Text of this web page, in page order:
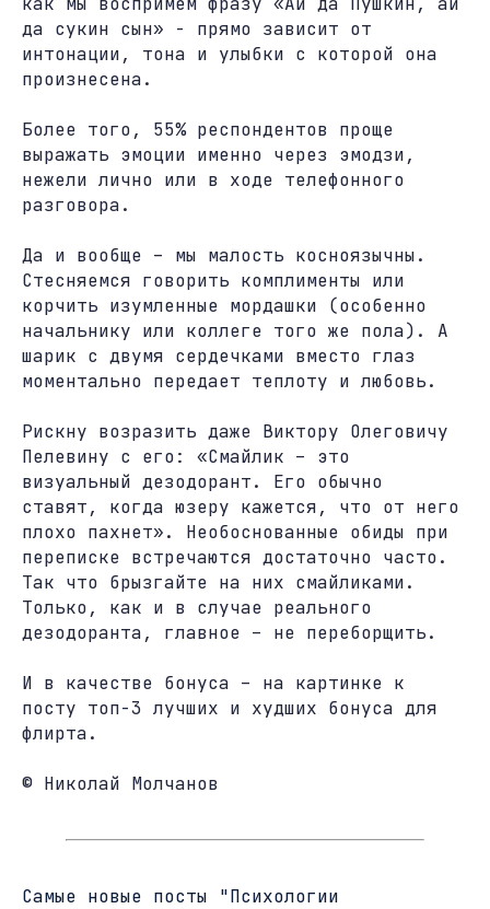
да сукин сын» - прямо зависит от
интонации, тона и улыбки с которой она
произнесена.
Более того, 55% респондентов проще
выражать эмоции именно через эмодзи,
нежели лично или в ходе телефонного
разговора.
Да и вообще – мы малость косноязычны.
Стесняемся говорить комплименты или
корчить изумленные мордашки (особенно
начальнику или коллеге того же пола). А
шарик с двумя сердечками вместо глаз
моментально передает теплоту и любовь.
Рискну возразить даже Виктору Олеговичу
Пелевину с его: «Смайлик – это
визуальный дезодорант. Его обычно
ставят, когда юзеру кажется, что от него
плохо пахнет». Необоснованные обиды при
переписке встречаются достаточно часто.
Так что брызгайте на них смайликами.
Только, как и в случае реального
дезодоранта, главное – не переборщить.
И в качестве бонуса – на картинке к
посту топ-3 лучших и худших бонуса для
флирта.
© Николай Молчанов
Cамые новые посты "Психологии